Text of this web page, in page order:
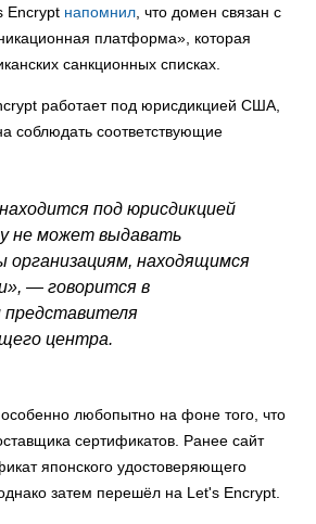
Encrypt напомнил, что домен связан с
платформа», которая
санкционных списках.
работает под юрисдикцией США,
соблюдать соответствующие
под юрисдикцией
не может выдавать
находящимся
— говорится в
центра.
любопытно на фоне того, что
сертификатов. Ранее сайт
японского удостоверяющего
затем перешёл на Let's Encrypt.